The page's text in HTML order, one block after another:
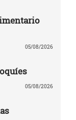
05/08/2026
05/08/2026